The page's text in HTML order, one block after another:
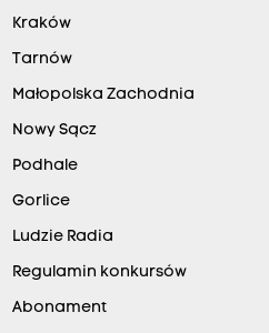
Kraków
Tarnów
Małopolska Zachodnia
Nowy Sącz
Podhale
Gorlice
Ludzie Radia
Regulamin konkursów
Abonament